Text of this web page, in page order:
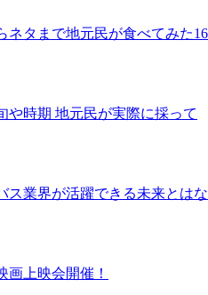
ネタまで地元民が食べてみた16
や時期 地元民が実際に採って
ス業界が活躍できる未来とはな
画上映会開催！